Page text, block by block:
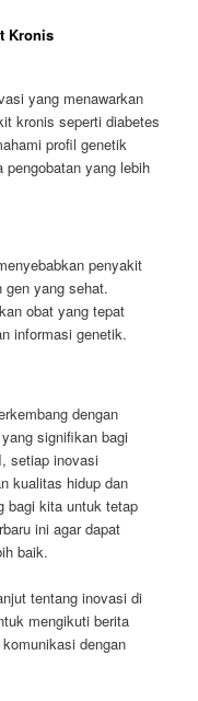
Kronis
yang menawarkan
kronis seperti diabetes
profil genetik
pengobatan yang lebih
penyakit
gen yang sehat.
obat yang tepat
informasi genetik.
dengan
signifikan bagi
setiap inovasi
kualitas hidup dan
bagi kita untuk tetap
ini agar dapat
baik.
tentang inovasi di
mengikuti berita
dengan